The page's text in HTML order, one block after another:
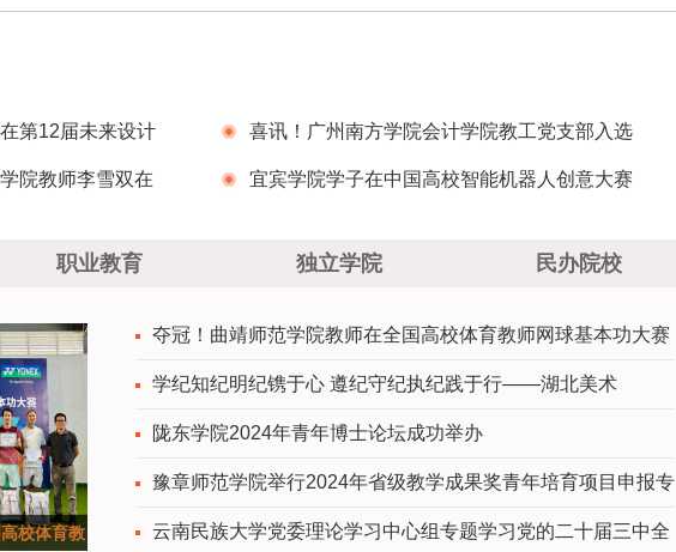
第12届未来设计
获奖再创新高
喜讯！广州南方学院会计学院教工党支部入选
全国高校“双带头人”教师党支部书记“强国行”专项
院教师李雪双在 宜宾学院学子在中国高校智能机器人创意大赛
职业教育 独立学院 民办院校
校体育教
夺冠！曲靖师范学院教师在全国高校体育教师网球基本功大赛
学纪知纪明纪镌于心 遵纪守纪执纪践于行——湖北美术
陇东学院2024年青年博士论坛成功举办
豫章师范学院举行2024年省级教学成果奖青年培育项目申报专
云南民族大学党委理论学习中心组专题学习党的二十届三中全